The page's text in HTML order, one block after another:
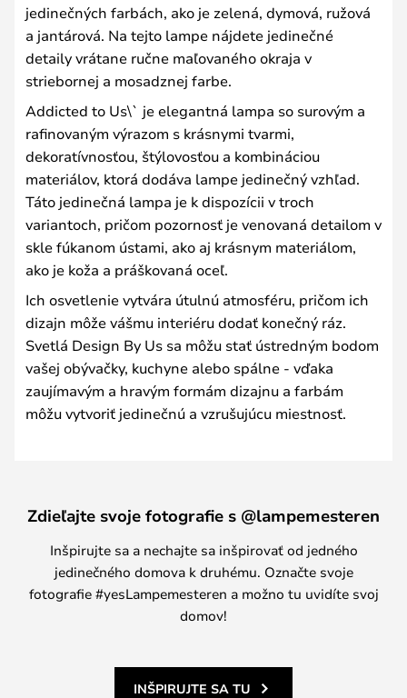
jedinečných farbách, ako je zelená, dymová, ružová
a jantárová. Na tejto lampe nájdete jedinečné
detaily vrátane ručne maľovaného okraja v
striebornej a mosadznej farbe.
Addicted to Us\` je elegantná lampa so surovým a
rafinovaným výrazom s krásnymi tvarmi,
dekoratívnosťou, štýlovosťou a kombináciou
materiálov, ktorá dodáva lampe jedinečný vzhľad.
Táto jedinečná lampa je k dispozícii v troch
variantoch, pričom pozornosť je venovaná detailom v
skle fúkanom ústami, ako aj krásnym materiálom,
ako je koža a práškovaná oceľ.
Ich osvetlenie vytvára útulnú atmosféru, pričom ich
dizajn môže vášmu interiéru dodať konečný ráz.
Svetlá Design By Us sa môžu stať ústredným bodom
vašej obývačky, kuchyne alebo spálne - vďaka
zaujímavým a hravým formám dizajnu a farbám
môžu vytvoriť jedinečnú a vzrušujúcu miestnosť.
Zdieľajte svoje fotografie s @lampemesteren
Inšpirujte sa a nechajte sa inšpirovať od jedného
jedinečného domova k druhému. Označte svoje
fotografie #yesLampemesteren a možno tu uvidíte svoj
domov!
INŠPIRUJTE SA TU